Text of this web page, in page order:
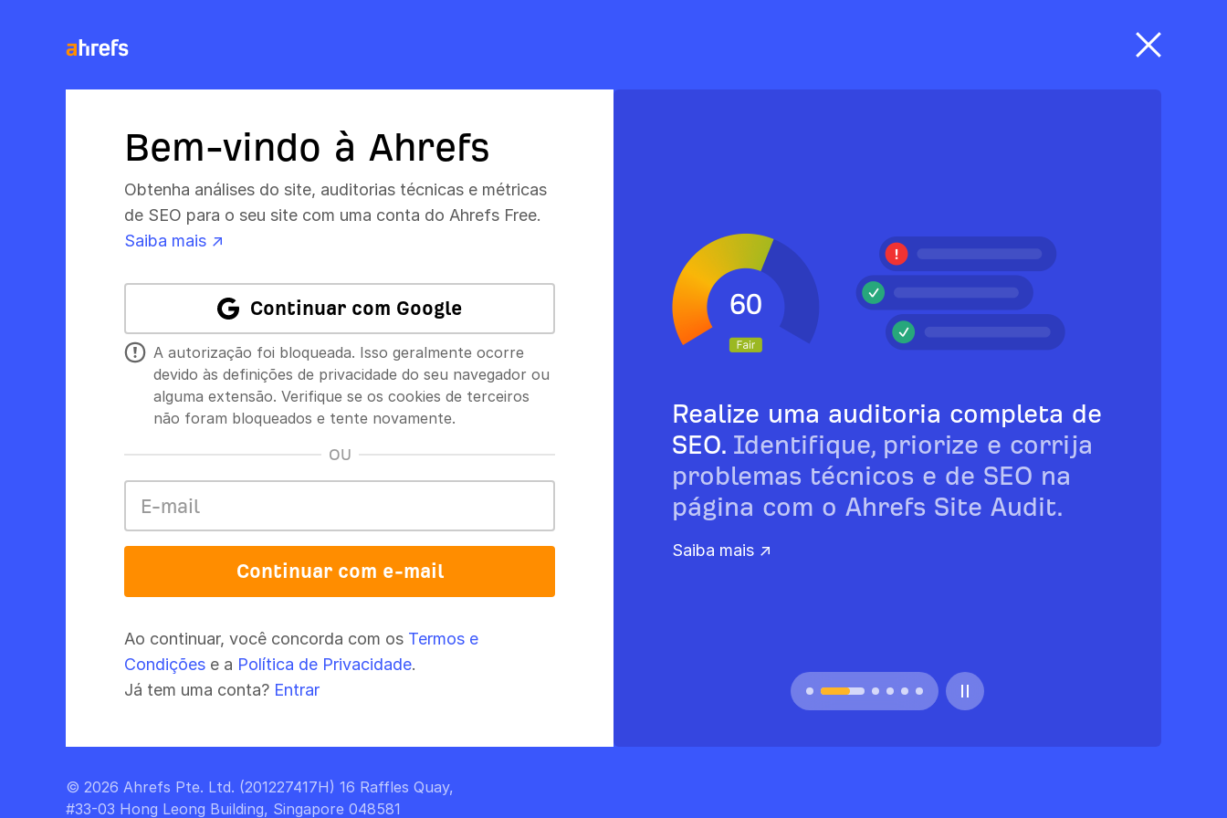
Bem-vindo à Ahrefs
Obtenha análises do site, auditorias técnicas e métricas
de SEO para o seu site com uma conta do Ahrefs Free.
Saiba mais ↗
Continuar com Google
A autorização foi bloqueada. Isso geralmente ocorre
devido às definições de privacidade do seu navegador ou
alguma extensão. Verifique se os cookies de terceiros
não foram bloqueados e tente novamente.
OU
Continuar com e-mail
Ao continuar, você concorda com os Termos e
Condições e a Política de Privacidade.
Já tem uma conta? Entrar
Realize uma auditoria completa de
SEO. Identifique, priorize e corrija
problemas técnicos e de SEO na
página com o Ahrefs Site Audit.
Saiba mais ↗
© 2026 Ahrefs Pte. Ltd. (201227417H) 16 Raffles Quay,
#33-03 Hong Leong Building, Singapore 048581